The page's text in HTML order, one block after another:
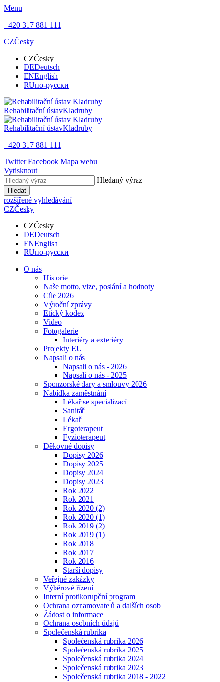
Menu
+420 317 881 111
CZČesky
CZČesky
DEDeutsch
ENEnglish
RUпо-русски
Rehabilitační ústavKladruby
Rehabilitační ústavKladruby
+420 317 881 111
Twitter Facebook Mapa webu
Vytisknout
Hledaný výraz
Hledat
rozšířené vyhledávání
CZČesky
CZČesky
DEDeutsch
ENEnglish
RUпо-русски
O nás
Historie
Naše motto, vize, poslání a hodnoty
Cíle 2026
Výroční zprávy
Etický kodex
Video
Fotogalerie
Interiéry a exteriéry
Projekty EU
Napsali o nás
Napsali o nás - 2026
Napsali o nás - 2025
Sponzorské dary a smlouvy 2026
Nabídka zaměstnání
Lékař se specializací
Sanitář
Lékař
Ergoterapeut
Fyzioterapeut
Děkovné dopisy
Dopisy 2026
Dopisy 2025
Dopisy 2024
Dopisy 2023
Rok 2022
Rok 2021
Rok 2020 (2)
Rok 2020 (1)
Rok 2019 (2)
Rok 2019 (1)
Rok 2018
Rok 2017
Rok 2016
Starší dopisy
Veřejné zakázky
Výběrové řízení
Interní protikorupční program
Ochrana oznamovatelů a dalších osob
Žádost o informace
Ochrana osobních údajů
Společenská rubrika
Společenská rubrika 2026
Společenská rubrika 2025
Společenská rubrika 2024
Společenská rubrika 2023
Společenská rubrika 2018 - 2022